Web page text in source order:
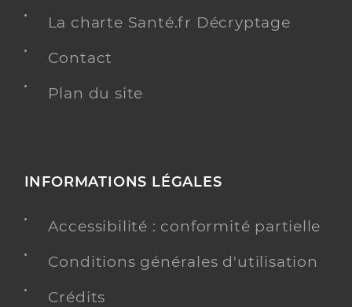
La charte Santé.fr Décryptage
Contact
Plan du site
INFORMATIONS LÉGALES
Accessibilité : conformité partielle
Conditions générales d'utilisation
Crédits